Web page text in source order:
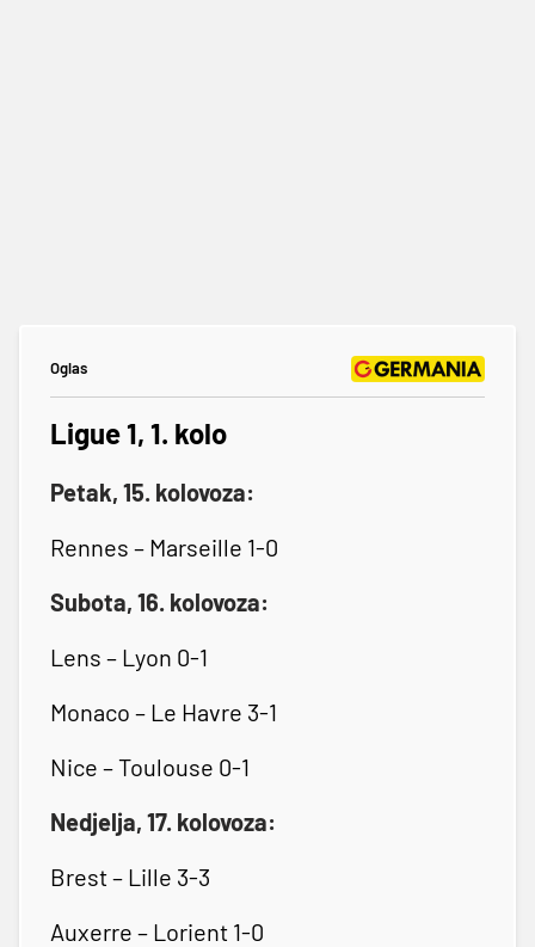
Oglas
Ligue 1, 1. kolo
Petak, 15. kolovoza:
Rennes – Marseille 1-0
Subota, 16. kolovoza:
Lens – Lyon 0-1
Monaco – Le Havre 3-1
Nice – Toulouse 0-1
Nedjelja, 17. kolovoza:
Brest – Lille 3-3
Auxerre – Lorient 1-0